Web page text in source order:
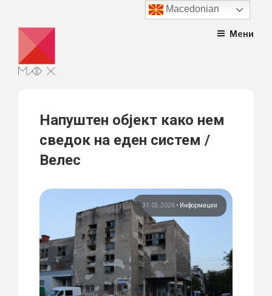
content
Мени
Напуштен објект како нем
сведок на еден систем /
Велес
31.05.2026 • Информации
Macedonian